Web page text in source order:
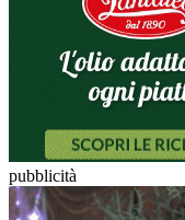
pubblicità